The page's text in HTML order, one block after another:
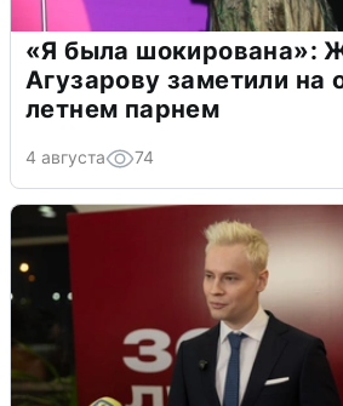
«Я была шокирована»:
Агузарову заметили на
летнем парнем
4 августа 74